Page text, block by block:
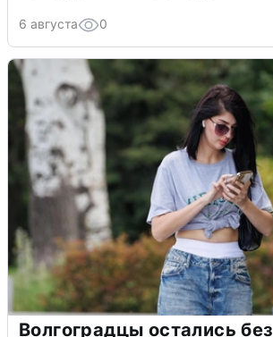
6 августа 0
Волгоградцы остались без